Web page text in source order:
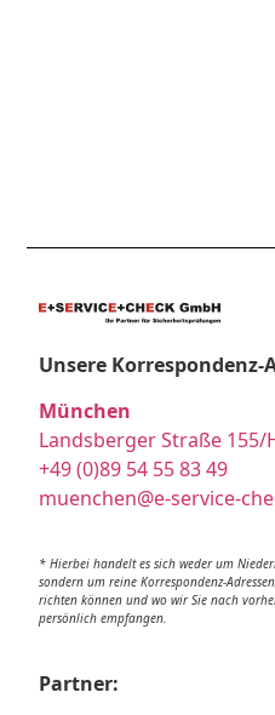
Unsere Korrespondenz-
München
Landsberger Straße 155/
+49 (0)89 54 55 83 49
muenchen@e-service-
* Hierbei handelt es sich weder um
sondern um reine Korrespondenz-
richten können und wo wir Sie nach
persönlich empfangen.
Partner: